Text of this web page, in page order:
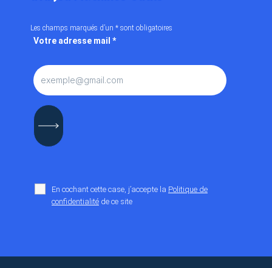
Les champs marqués d’un * sont obligatoires
Votre adresse mail *
En cochant cette case, j’accepte la Politique de
confidentialité de ce site